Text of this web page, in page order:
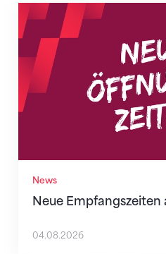
News
Neue Empfangszeiten
Neue Empfangszeiten ab
04.08.2026